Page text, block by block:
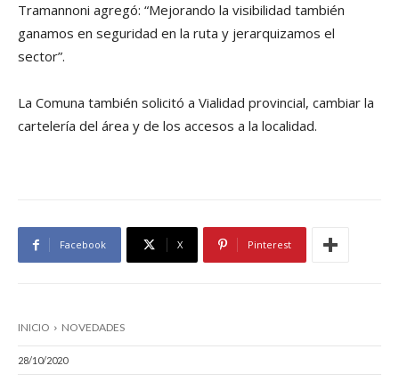
Tramannoni agregó: “Mejorando la visibilidad también
ganamos en seguridad en la ruta y jerarquizamos el
sector”.
La Comuna también solicitó a Vialidad provincial, cambiar la
cartelería del área y de los accesos a la localidad.
Facebook X Pinterest
INICIO NOVEDADES
28/10/2020